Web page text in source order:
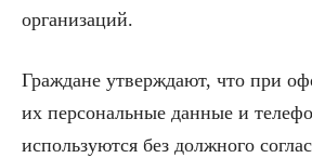
организаций.
Граждане утверждают, что при
их персональные данные и
используются без должного